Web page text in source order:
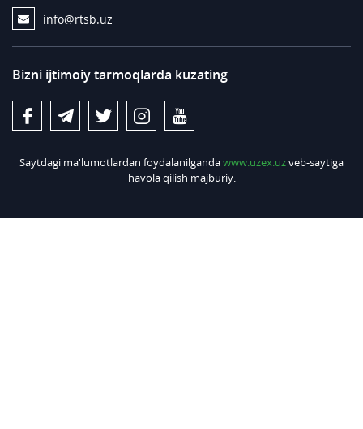
info@rtsb.uz
Bizni ijtimoiy tarmoqlarda kuzating
Saytdagi ma'lumotlardan foydalanilgandawww.uzex.uzveb-saytiga
havola qilish majburiy.